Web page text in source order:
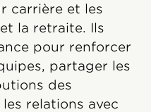
carrière et les
la retraite. Ils
pour renforcer
partager les
des
relations avec